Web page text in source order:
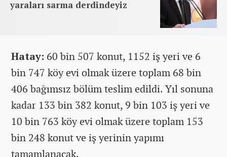
yaraları sarma derdindeyiz
Hatay: 60 bin 507 konut, 1152 iş yeri ve 6
bin 747 köy evi olmak üzere toplam 68 bin
406 bağımsız bölüm teslim edildi. Yıl sonuna
kadar 133 bin 382 konut, 9 bin 103 iş yeri ve
10 bin 763 köy evi olmak üzere toplam 153
bin 248 konut ve iş yerinin yapımı
tamamlanacak.